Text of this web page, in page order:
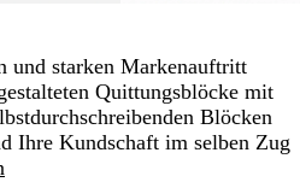
und
die
Pfeiltasten
zum
und
die
Pfeiltasten
zum
und starken Markenauftritt
Quittungsblöcke mit
Blöcken
Ihre Kundschaft im selben Zug